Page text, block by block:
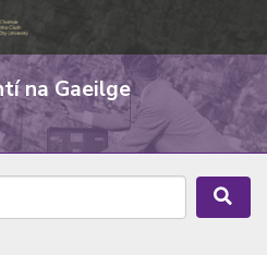
na Gaeilge